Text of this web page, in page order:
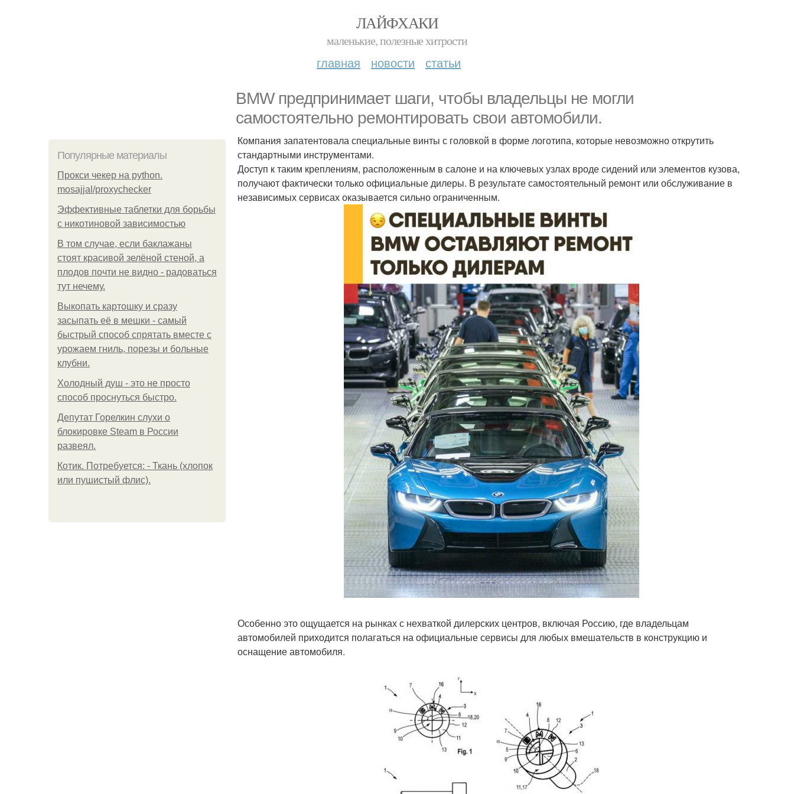
ЛАЙФХАКИ
маленькие, полезные хитрости
главная новости статьи
BMW предпринимает шаги, чтобы владельцы не могли
самостоятельно ремонтировать свои автомобили.
Популярные материалы
Прокси чекер на python.
mosajjal/proxychecker
Эффективные таблетки для борьбы
с никотиновой зависимостью
В том случае, если баклажаны
стоят красивой зелёной стеной, а
плодов почти не видно - радоваться
тут нечему.
Выкопать картошку и сразу
засыпать её в мешки - самый
быстрый способ спрятать вместе с
урожаем гниль, порезы и больные
клубни.
Холодный душ - это не просто
способ проснуться быстро.
Депутат Горелкин слухи о
блокировке Steam в России
развеял.
Котик. Потребуется: - Ткань (хлопок
или пушистый флис).
Компания запатентовала специальные винты с головкой в форме логотипа, которые невозможно открутить
стандартными инструментами.
Доступ к таким креплениям, расположенным в салоне и на ключевых узлах вроде сидений или элементов кузова,
получают фактически только официальные дилеры. В результате самостоятельный ремонт или обслуживание в
независимых сервисах оказывается сильно ограниченным.
Особенно это ощущается на рынках с нехваткой дилерских центров, включая Россию, где владельцам
автомобилей приходится полагаться на официальные сервисы для любых вмешательств в конструкцию и
оснащение автомобиля.